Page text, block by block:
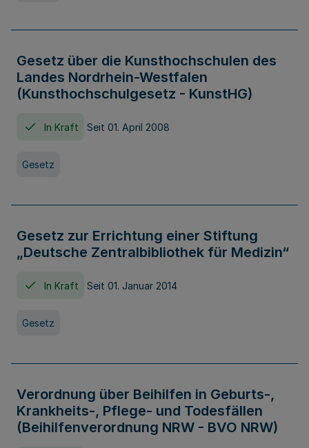
Gesetz über die Kunsthochschulen des
Landes Nordrhein-Westfalen
(Kunsthochschulgesetz - KunstHG)
In Kraft Seit 01. April 2008
Gesetz
Gesetz zur Errichtung einer Stiftung
„Deutsche Zentralbibliothek für Medizin“
In Kraft Seit 01. Januar 2014
Gesetz
Verordnung über Beihilfen in Geburts-,
Krankheits-, Pflege- und Todesfällen
(Beihilfenverordnung NRW - BVO NRW)